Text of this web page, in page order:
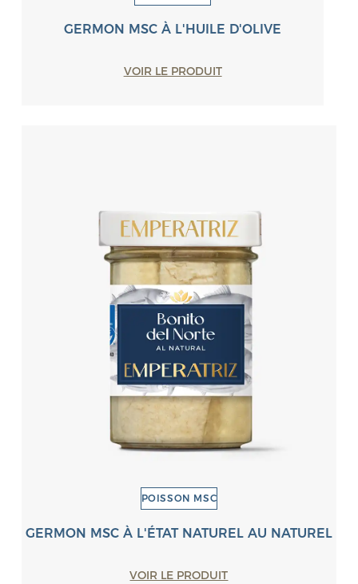
GERMON MSC À L'HUILE D'OLIVE
VOIR LE PRODUIT
POISSON MSC
GERMON MSC À L'ÉTAT NATUREL AU NATUREL
VOIR LE PRODUIT